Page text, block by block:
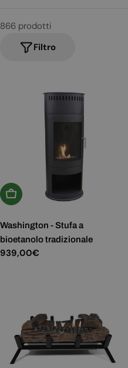
866 prodotti
Filtro
Aggiungi Al Carrello
Washington - Stufa a
bioetanolo tradizionale
Prezzo
939,00€